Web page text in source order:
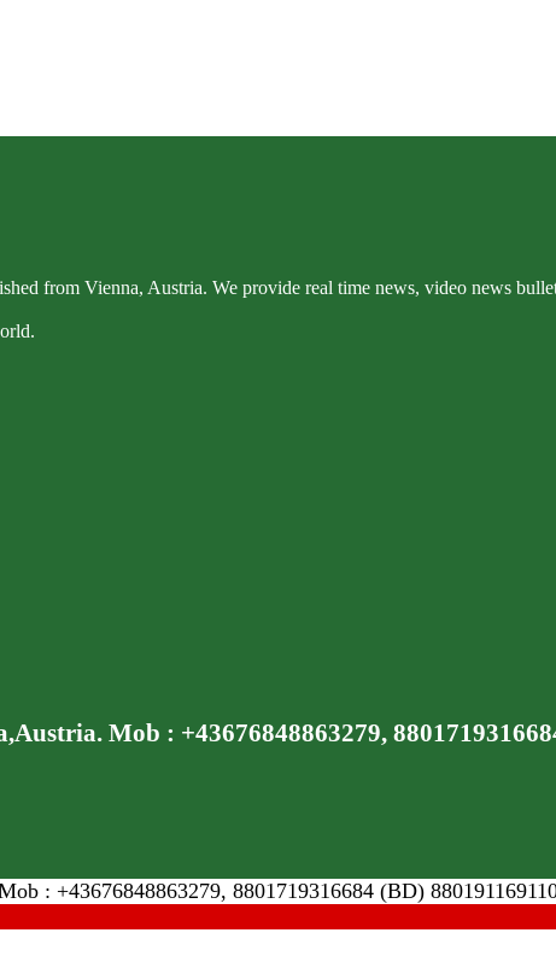
from Vienna, Austria. We provide real time news, video news
Mob : +43676848863279,
: +43676848863279, 8801719316684 (BD)